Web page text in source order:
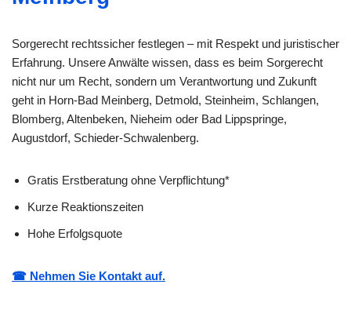
Sorgerecht rechtssicher festlegen – mit Respekt und juristischer
Erfahrung. Unsere Anwälte wissen, dass es beim Sorgerecht
nicht nur um Recht, sondern um Verantwortung und Zukunft
geht in Horn-Bad Meinberg, Detmold, Steinheim, Schlangen,
Blomberg, Altenbeken, Nieheim oder Bad Lippspringe,
Augustdorf, Schieder-Schwalenberg.
Gratis Erstberatung ohne Verpflichtung*
Kurze Reaktionszeiten
Hohe Erfolgsquote
☎ Nehmen Sie Kontakt auf.